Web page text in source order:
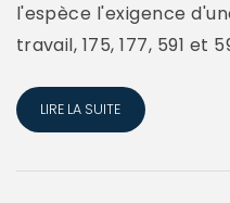
l'espèce l'exigence
travail, 175, 177, 591 et
LIRE LA SUITE